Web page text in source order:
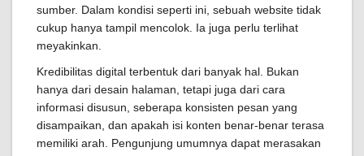
sumber. Dalam kondisi seperti ini, sebuah website tidak
cukup hanya tampil mencolok. Ia juga perlu terlihat
meyakinkan.
Kredibilitas digital terbentuk dari banyak hal. Bukan
hanya dari desain halaman, tetapi juga dari cara
informasi disusun, seberapa konsisten pesan yang
disampaikan, dan apakah isi konten benar-benar terasa
memiliki arah. Pengunjung umumnya dapat merasakan